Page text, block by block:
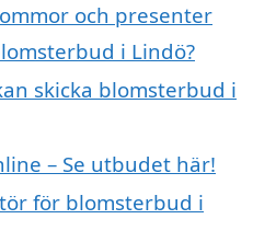
och presenter
i Lindö?
skicka blomsterbud i
– Se utbudet här!
för blomsterbud i